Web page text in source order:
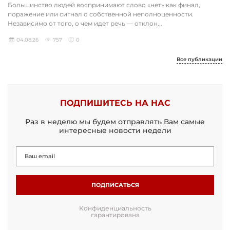
Большинство людей воспринимают слово «нет» как финал,
поражение или сигнал о собственной неполноценности.
Независимо от того, о чем идет речь — отклон...
04.08.26 757 0
Все публикации
ПОДПИШИТЕСЬ НА НАС
Раз в неделю мы будем отправлять Вам самые
интересные новости недели
ПОДПИСАТЬСЯ
Конфиденциальность
гарантирована